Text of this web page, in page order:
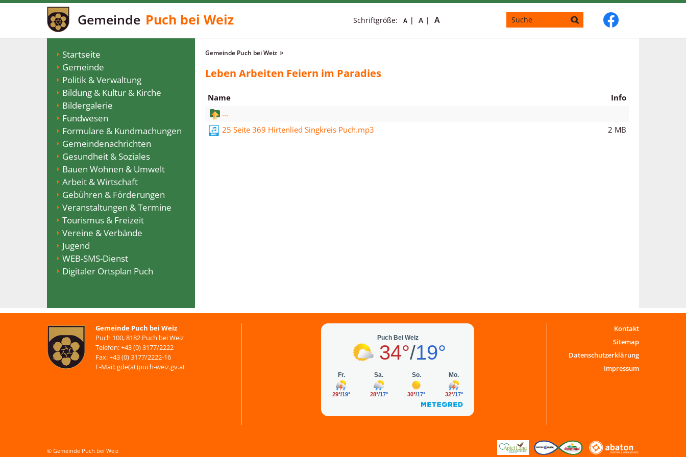
Gemeinde Puch bei Weiz Schriftgröße: A A A
Startseite
Gemeinde
Politik & Verwaltung
Bildung & Kultur & Kirche
Bildergalerie
Fundwesen
Formulare & Kundmachungen
Gemeindenachrichten
Gesundheit & Soziales
Bauen Wohnen & Umwelt
Arbeit & Wirtschaft
Gebühren & Förderungen
Veranstaltungen & Termine
Tourismus & Freizeit
Vereine & Verbände
Jugend
WEB-SMS-Dienst
Digitaler Ortsplan Puch
Gemeinde Puch bei Weiz
Leben Arbeiten Feiern im Paradies
Name
Info
...
25 Seite 369 Hirtenlied Singkreis Puch.mp3
2 MB
Gemeinde Puch bei Weiz
Puch 100, 8182 Puch bei Weiz
Telefon: +43 (0) 3177/2222
Fax: +43 (0) 3177/2222-16
E-Mail: gde(at)puch-weiz.gv.at
Kontakt
Sitemap
Datenschutzerklärung
Impressum
© Gemeinde Puch bei Weiz